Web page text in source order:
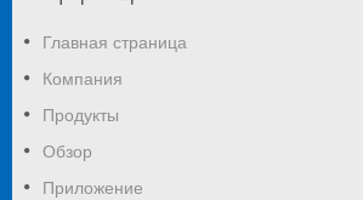
Главная страница
Компания
Продукты
Обзор
Приложение